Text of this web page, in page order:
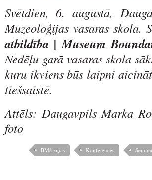
Svētdien, 6. augustā,
Muzeoloģijas vasaras skola.
atbildība | Museum
Nedēļu garā vasaras skola
kuru ikviens būs laipni
tiešsaistē.
Attēls: Daugavpils Marka
foto
BMS ziņas Konferences